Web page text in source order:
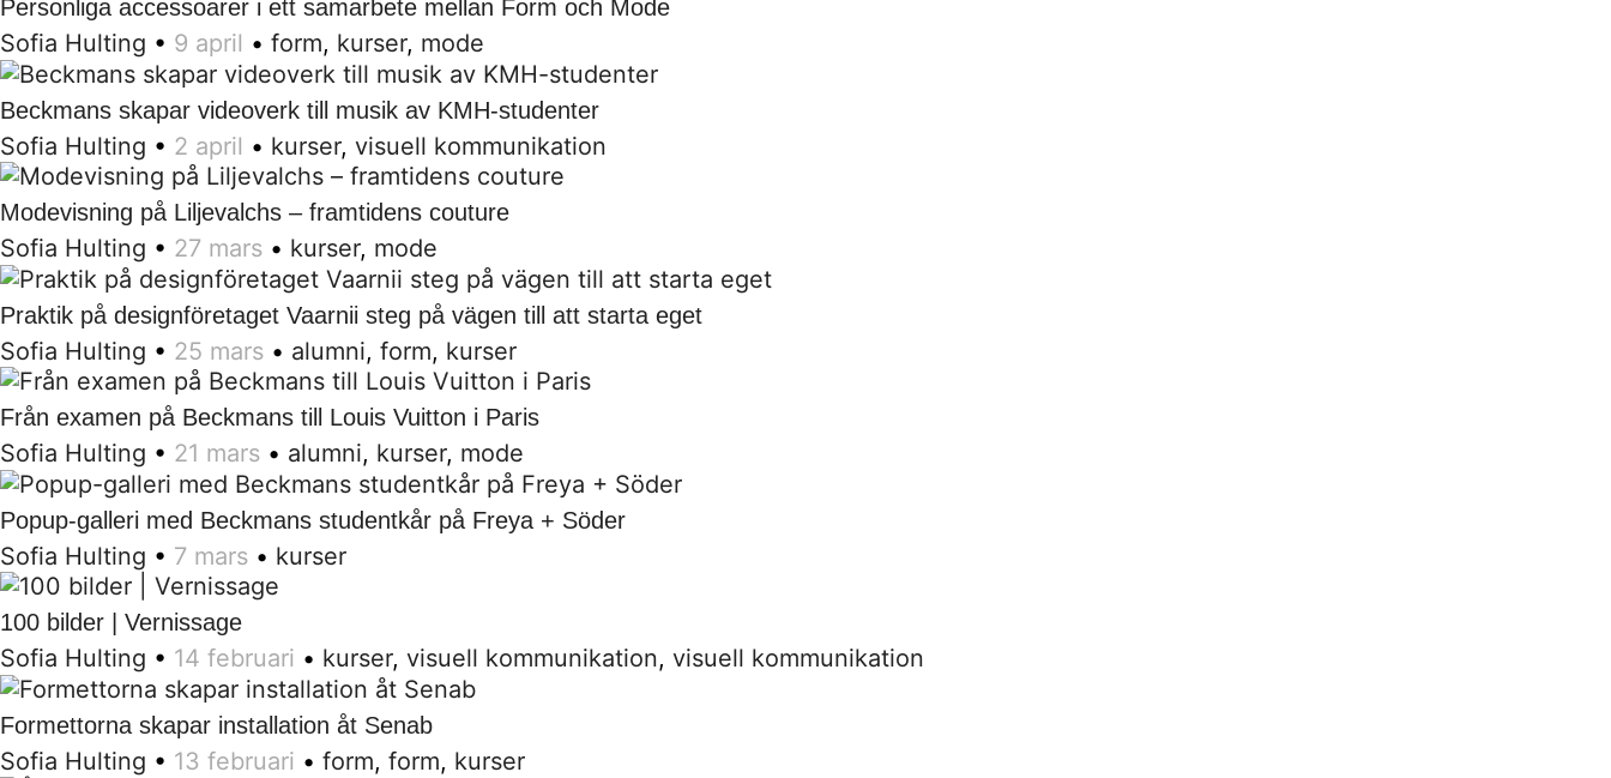
Personliga accessoarer i ett samarbete mellan Form och Mode
Sofia Hulting • 9 april • form, kurser, mode
Beckmans skapar videoverk till musik av KMH-studenter
Sofia Hulting • 2 april • kurser, visuell kommunikation
Modevisning på Liljevalchs – framtidens couture
Sofia Hulting • 27 mars • kurser, mode
Praktik på designföretaget Vaarnii steg på vägen till att starta eget
Sofia Hulting • 25 mars • alumni, form, kurser
Från examen på Beckmans till Louis Vuitton i Paris
Sofia Hulting • 21 mars • alumni, kurser, mode
Popup-galleri med Beckmans studentkår på Freya + Söder
Sofia Hulting • 7 mars • kurser
100 bilder | Vernissage
Sofia Hulting • 14 februari • kurser, visuell kommunikation, visuell kommunikation
Formettorna skapar installation åt Senab
Sofia Hulting • 13 februari • form, form, kurser